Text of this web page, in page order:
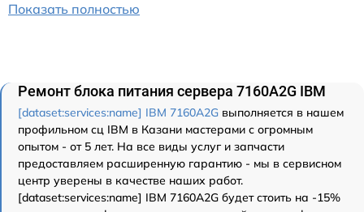
Показать полностью
Ремонт блока питания сервера 7160A2G IBM
[dataset:services:name] IBM 7160A2G выполняется в нашем
профильном сц IBM в Казани мастерами с огромным
опытом - от 5 лет. На все виды услуг и запчасти
предоставляем расширенную гарантию - мы в сервисном
центр уверены в качестве наших работ.
[dataset:services:name] IBM 7160A2G будет стоить на -15%